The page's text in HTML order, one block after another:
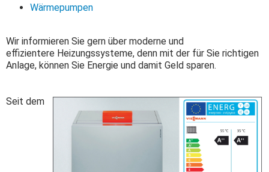
Wärmepumpen
Wir informieren Sie gern über moderne und
effizientere Heizungssysteme, denn mit der für Sie richtigen
Anlage, können Sie Energie und damit Geld sparen.
Seit dem